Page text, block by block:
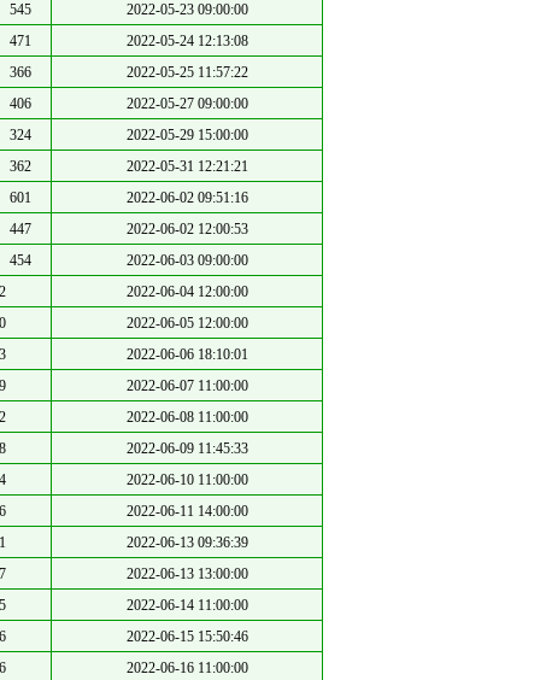
545
2022-05-23 09:00:00
471
2022-05-24 12:13:08
366
2022-05-25 11:57:22
406
2022-05-27 09:00:00
324
2022-05-29 15:00:00
362
2022-05-31 12:21:21
601
2022-06-02 09:51:16
447
2022-06-02 12:00:53
454
2022-06-03 09:00:00
2022-06-04 12:00:00
2022-06-05 12:00:00
2022-06-06 18:10:01
2022-06-07 11:00:00
2022-06-08 11:00:00
2022-06-09 11:45:33
2022-06-10 11:00:00
2022-06-11 14:00:00
2022-06-13 09:36:39
2022-06-13 13:00:00
2022-06-14 11:00:00
2022-06-15 15:50:46
2022-06-16 11:00:00